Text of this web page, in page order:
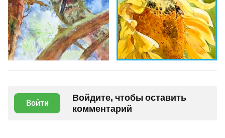
Войти
Войдите, чтобы оставить
комментарий